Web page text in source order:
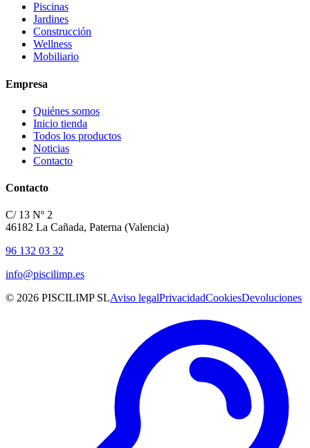
Piscinas
Jardines
Construcción
Wellness
Mobiliario
Empresa
Quiénes somos
Inicio tienda
Todos los productos
Noticias
Contacto
Contacto
C/ 13 Nº 2
46182 La Cañada, Paterna (Valencia)
96 132 03 32
info@piscilimp.es
© 2026 PISCILIMP SLAviso legalPrivacidadCookiesDevoluciones